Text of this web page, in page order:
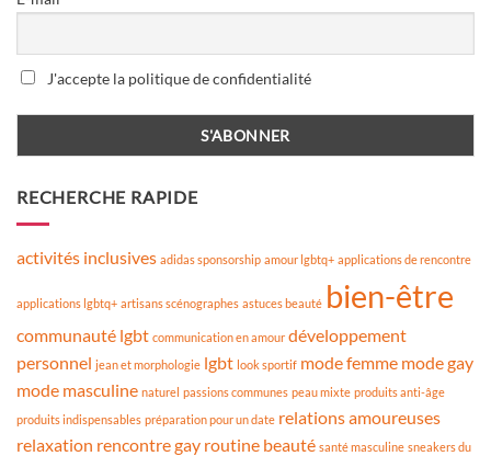
J'accepte la politique de confidentialité
RECHERCHE RAPIDE
activités inclusives adidas sponsorship amour lgbtq+ applications de rencontre
applications lgbtq+ artisans scénographes astuces beauté bien-être
communauté lgbt communication en amour développement
personnel jean et morphologie lgbt look sportif mode femme mode gay
mode masculine naturel passions communes peau mixte produits anti-âge
produits indispensables préparation pour un date relations amoureuses
relaxation rencontre gay routine beauté santé masculine sneakers du